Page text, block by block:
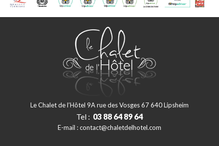
Le Chalet de l’Hôtel 9A rue des Vosges 67 640 Lipsheim
Tel : 03 88 64 89 64
E-mail :contact@chaletdelhotel.com